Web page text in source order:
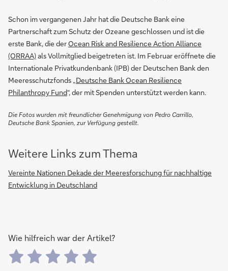
Schon im vergangenen Jahr hat die Deutsche Bank eine
Partnerschaft zum Schutz der Ozeane geschlossen und ist die
erste Bank, die derOcean Risk and Resilience Action Alliance
(ORRAA)als Vollmitglied beigetreten ist. Im Februar eröffnete die
Internationale Privatkundenbank (IPB) der Deutschen Bank den
Meeresschutzfonds „Deutsche Bank Ocean Resilience
Philanthropy Fund“, der mit Spenden unterstützt werden kann.
Die Fotos wurden mit freundlicher Genehmigung von Pedro Carrillo,
Deutsche Bank Spanien, zur Verfügung gestellt.
Weitere Links zum Thema
Vereinte Nationen Dekade der Meeresforschung für nachhaltige
Entwicklung in Deutschland
Wie hilfreich war der Artikel?